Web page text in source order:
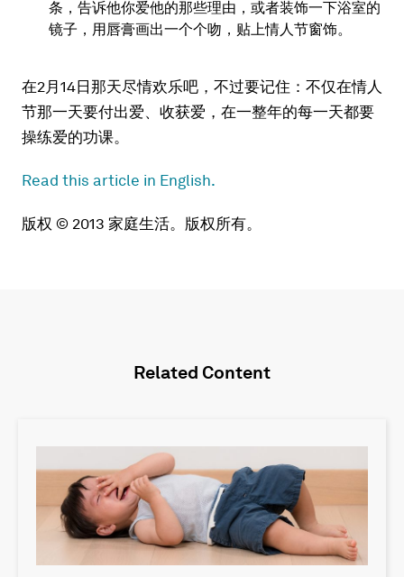
条，告诉他你爱他的那些理由，或者装饰一下浴室的
镜子，用唇膏画出一个个吻，贴上情人节窗饰。
在2月14日那天尽情欢乐吧，不过要记住：不仅在情人
节那一天要付出爱、收获爱，在一整年的每一天都要
操练爱的功课。
Read this article in English.
版权 © 2013 家庭生活。版权所有。
Related Content